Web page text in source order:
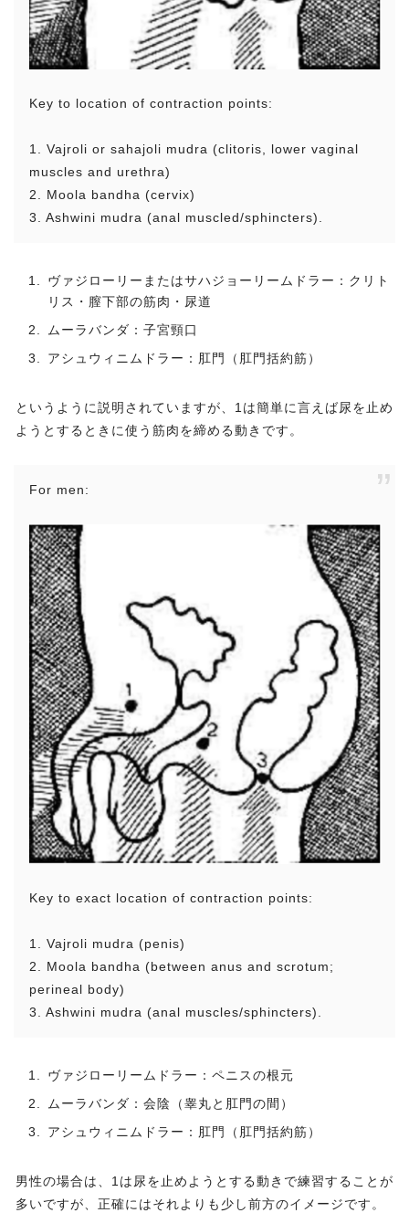
Key to location of contraction points:
1. Vajroli or sahajoli mudra (clitoris, lower vaginal
muscles and urethra)
2. Moola bandha (cervix)
3. Ashwini mudra (anal muscled/sphincters).
ヴァジローリーまたはサハジョーリームドラー：クリト
リス・膣下部の筋肉・尿道
ムーラバンダ：子宮頸口
アシュウィニムドラー：肛門（肛門括約筋）
というように説明されていますが、1は簡単に言えば尿を止め
ようとするときに使う筋肉を締める動きです。
For men:
Key to exact location of contraction points:
1. Vajroli mudra (penis)
2. Moola bandha (between anus and scrotum;
perineal body)
3. Ashwini mudra (anal muscles/sphincters).
ヴァジローリームドラー：ペニスの根元
ムーラバンダ：会陰（睾丸と肛門の間）
アシュウィニムドラー：肛門（肛門括約筋）
男性の場合は、1は尿を止めようとする動きで練習することが
多いですが、正確にはそれよりも少し前方のイメージです。